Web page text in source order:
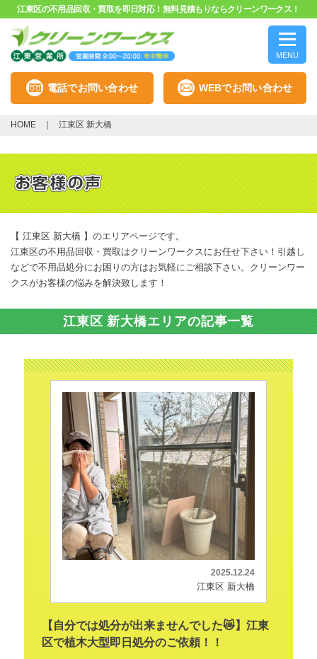
江東区の不用品回収・買取を即日対応！無料見積もりならクリーンワークス！
MENU
電話でお問い合わせ WEBでお問い合わせ
HOME 江東区 新大橋
【 江東区 新大橋 】のエリアページです。
江東区の不用品回収・買取はクリーンワークスにお任せ下さい！引越し
などで不用品処分にお困りの方はお気軽にご相談下さい。クリーンワー
クスがお客様の悩みを解決致します！
江東区 新大橋エリアの記事一覧
2025.12.24
江東区 新大橋
【自分では処分が出来ませんでした😿】江東
区で植木大型即日処分のご依頼！！